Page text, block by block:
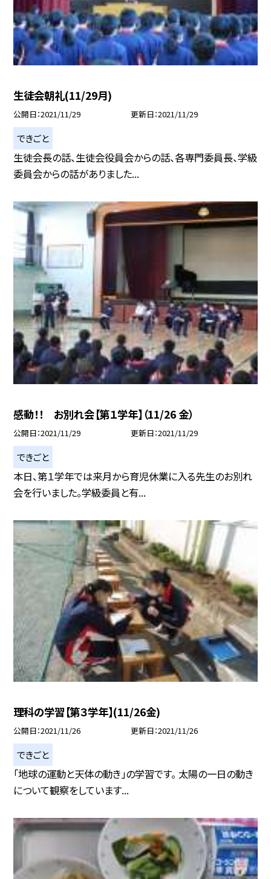
生徒会朝礼(11/29月)
公開日 2021/11/29 更新日 2021/11/29
できごと
生徒会長の話、生徒会役員会からの話、各専門委員長、学級
委員会からの話がありました...
感動！！ お別れ会【第１学年】（11/26 金）
公開日 2021/11/29 更新日 2021/11/29
できごと
本日、第１学年では来月から育児休業に入る先生のお別れ
会を行いました。学級委員と有...
理科の学習【第３学年】(11/26金)
公開日 2021/11/26 更新日 2021/11/26
できごと
「地球の運動と天体の動き」の学習です。 太陽の一日の動き
について観察をしています...